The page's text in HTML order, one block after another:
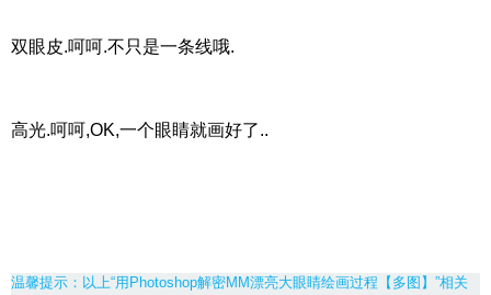
双眼皮.呵呵.不只是一条线哦.
高光.呵呵,OK,一个眼睛就画好了..
温馨提示：以上“用Photoshop解密MM漂亮大眼睛绘画过程【多图】”相关